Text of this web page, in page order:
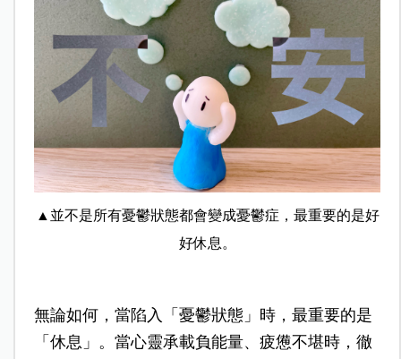
▲並不是所有憂鬱狀態都會變成憂鬱症，最重要的是好
好休息。
無論如何，當陷入「憂鬱狀態」時，最重要的是
「休息」。當心靈承載負能量、疲憊不堪時，徹